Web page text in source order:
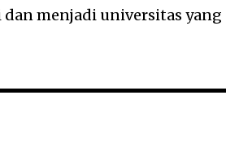
menjadi universitas yang